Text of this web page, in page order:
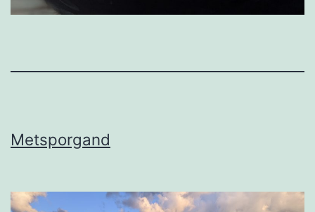
Metsporgand